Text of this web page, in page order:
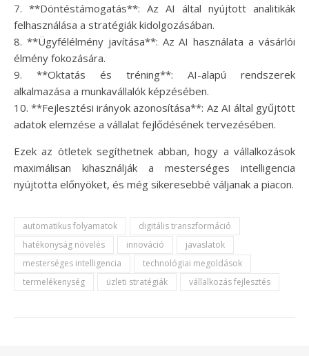
7. **Döntéstámogatás**: Az AI által nyújtott analitikák
felhasználása a stratégiák kidolgozásában.
8. **Ügyfélélmény javítása**: Az AI használata a vásárlói
élmény fokozására.
9. **Oktatás és tréning**: AI-alapú rendszerek
alkalmazása a munkavállalók képzésében.
10. **Fejlesztési irányok azonosítása**: Az AI által gyűjtött
adatok elemzése a vállalat fejlődésének tervezésében.
Ezek az ötletek segíthetnek abban, hogy a vállalkozások
maximálisan kihasználják a mesterséges intelligencia
nyújtotta előnyöket, és még sikeresebbé váljanak a piacon.
automatikus folyamatok
digitális transzformáció
hatékonyság növelés
innováció
javaslatok
mesterséges intelligencia
technológiai megoldások
termelékenység
üzleti stratégiák vállalkozás fejlesztés